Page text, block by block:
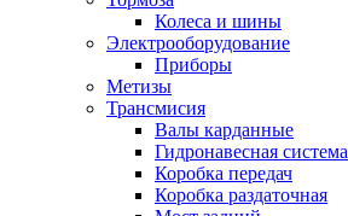
Колеса и шины
Электрооборудование
Приборы
Метизы
Трансмисия
Валы карданные
Гидронавесная система
Коробка передач
Коробка раздаточная